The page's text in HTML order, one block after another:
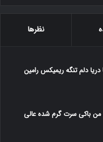
نظرها
دریا دلم تنگه ریمیکس رامین
من باکی سرت گرم شده عالی